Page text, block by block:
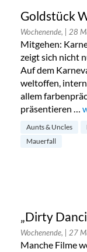
Goldstück
Wochenende, | 28
Mitgehen:
zeigt sich nicht
Auf dem
weltoffen,
allem
präsentieren …
Aunts & Uncles
Mauerfall
„Dirty
Wochenende, | 27
Manche Filme